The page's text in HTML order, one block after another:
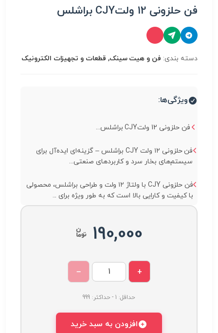
فن حلزونی 12 ولتCJY براشلس
دسته بندی: فن و هیت سینک, قطعات و تجهیزات الکترونیک
ویژگی‌ها:
فن حلزونی 12 ولتCJY براشلس...
فن حلزونی ۱۲ ولت CJY براشلس – گزینه‌ای ایده‌آل برای
سیستم‌های بخار سرد و کاربردهای صنعتی...
فن حلزونی CJY با ولتاژ ۱۲ ولت و طراحی براشلس، محصولی
با کیفیت و کارایی بالا است که به طور ویژه برای ...
190,000
+
−
حداقل: 1 - حداکثر: 999
افزودن به سبد خرید